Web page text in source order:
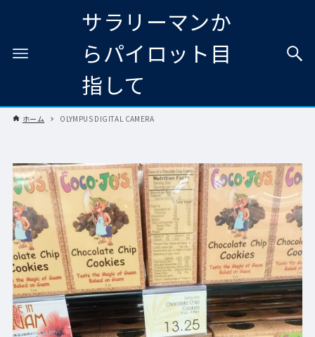
サラリーマンか
らパイロット目
指して
ホーム OLYMPUS DIGITAL CAMERA